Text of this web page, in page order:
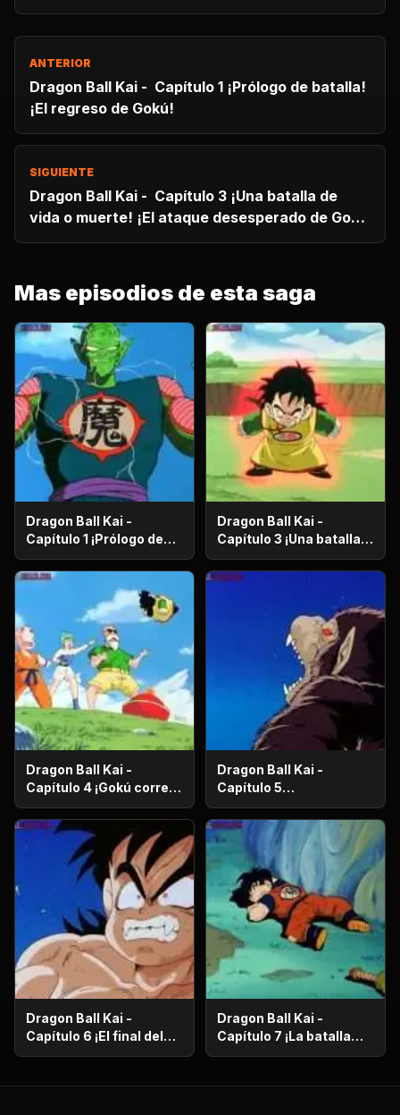
ANTERIOR
Dragon Ball Kai - Capítulo 1 ¡Prólogo de batalla!
¡El regreso de Gokú!
SIGUIENTE
Dragon Ball Kai - Capítulo 3 ¡Una batalla de
vida o muerte! ¡El ataque desesperado de Gokú
y Pikoro!
Mas episodios de esta saga
Dragon Ball Kai -
Capítulo 1 ¡Prólogo de
batalla! ¡El regreso de
Gokú!
Dragon Ball Kai -
Capítulo 3 ¡Una batalla
de vida o muerte! ¡El
ataque desesperado de
Dragon Ball Kai -
Capítulo 4 ¡Gokú corre
en el más allá! ¡El
camino de la serpiente
de un millón de
kilómetros!
Dragon Ball Kai -
Capítulo 5
¡Supervivencia en el
desierto! ¡La noche de
luna llena despierta a
Gohan!
Dragon Ball Kai -
Capítulo 6 ¡El final del
camino de la serpiente!
Kaio-Sama!
Dragon Ball Kai -
Capítulo 7 ¡La batalla
con gravedad diez
Gokú contra el reloj!